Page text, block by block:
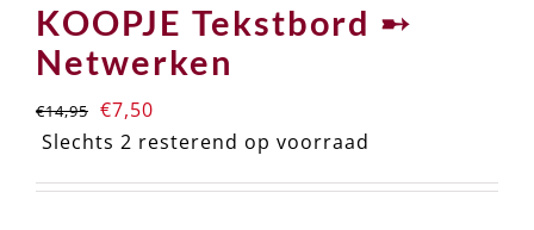
KOOPJE Tekstbord ➸
Netwerken
€14,95 Oorspronkelijke
prijs
€7,50
prijs
Slechts 2 resterend op voorraad